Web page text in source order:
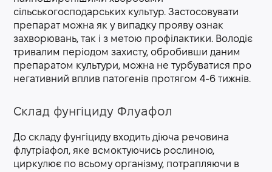
сільськогосподарських культур. Застосовувати
препарат можна як у випадку прояву ознак
захворювань, так і з метою профілактики. Володіє
тривалим періодом захисту, обробивши даним
препаратом культури, можна не турбуватися про
негативний вплив патогенів протягом 4-6 тижнів.
Склад фунгіциду Флуафол
До складу фунгіциду входить діюча речовина
флутріафол, яке всмоктуючись рослиною,
циркулює по всьому організму, потрапляючи в